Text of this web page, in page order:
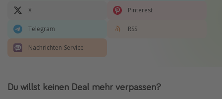
X Pinterest
Telegram RSS
Nachrichten-Service
Du willst keinen Deal mehr verpassen?